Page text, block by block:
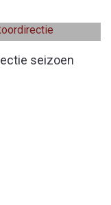
seizoen